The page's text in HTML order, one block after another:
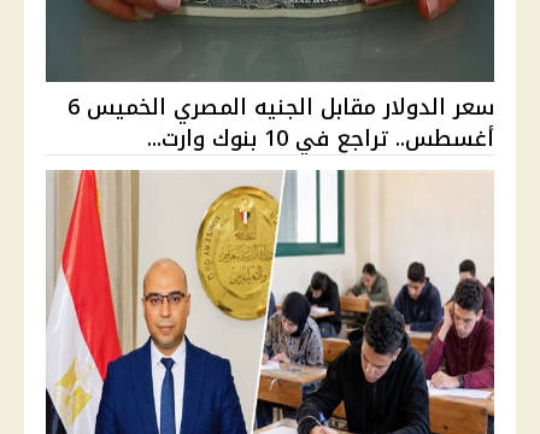
سعر الدولار مقابل الجنيه المصري الخميس 6
أغسطس.. تراجع في 10 بنوك وارت...